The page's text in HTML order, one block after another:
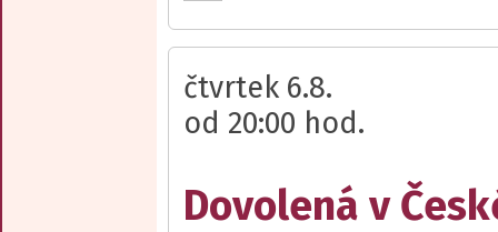
čtvrtek 6.8.
od 20:00 hod.
Dovolená v